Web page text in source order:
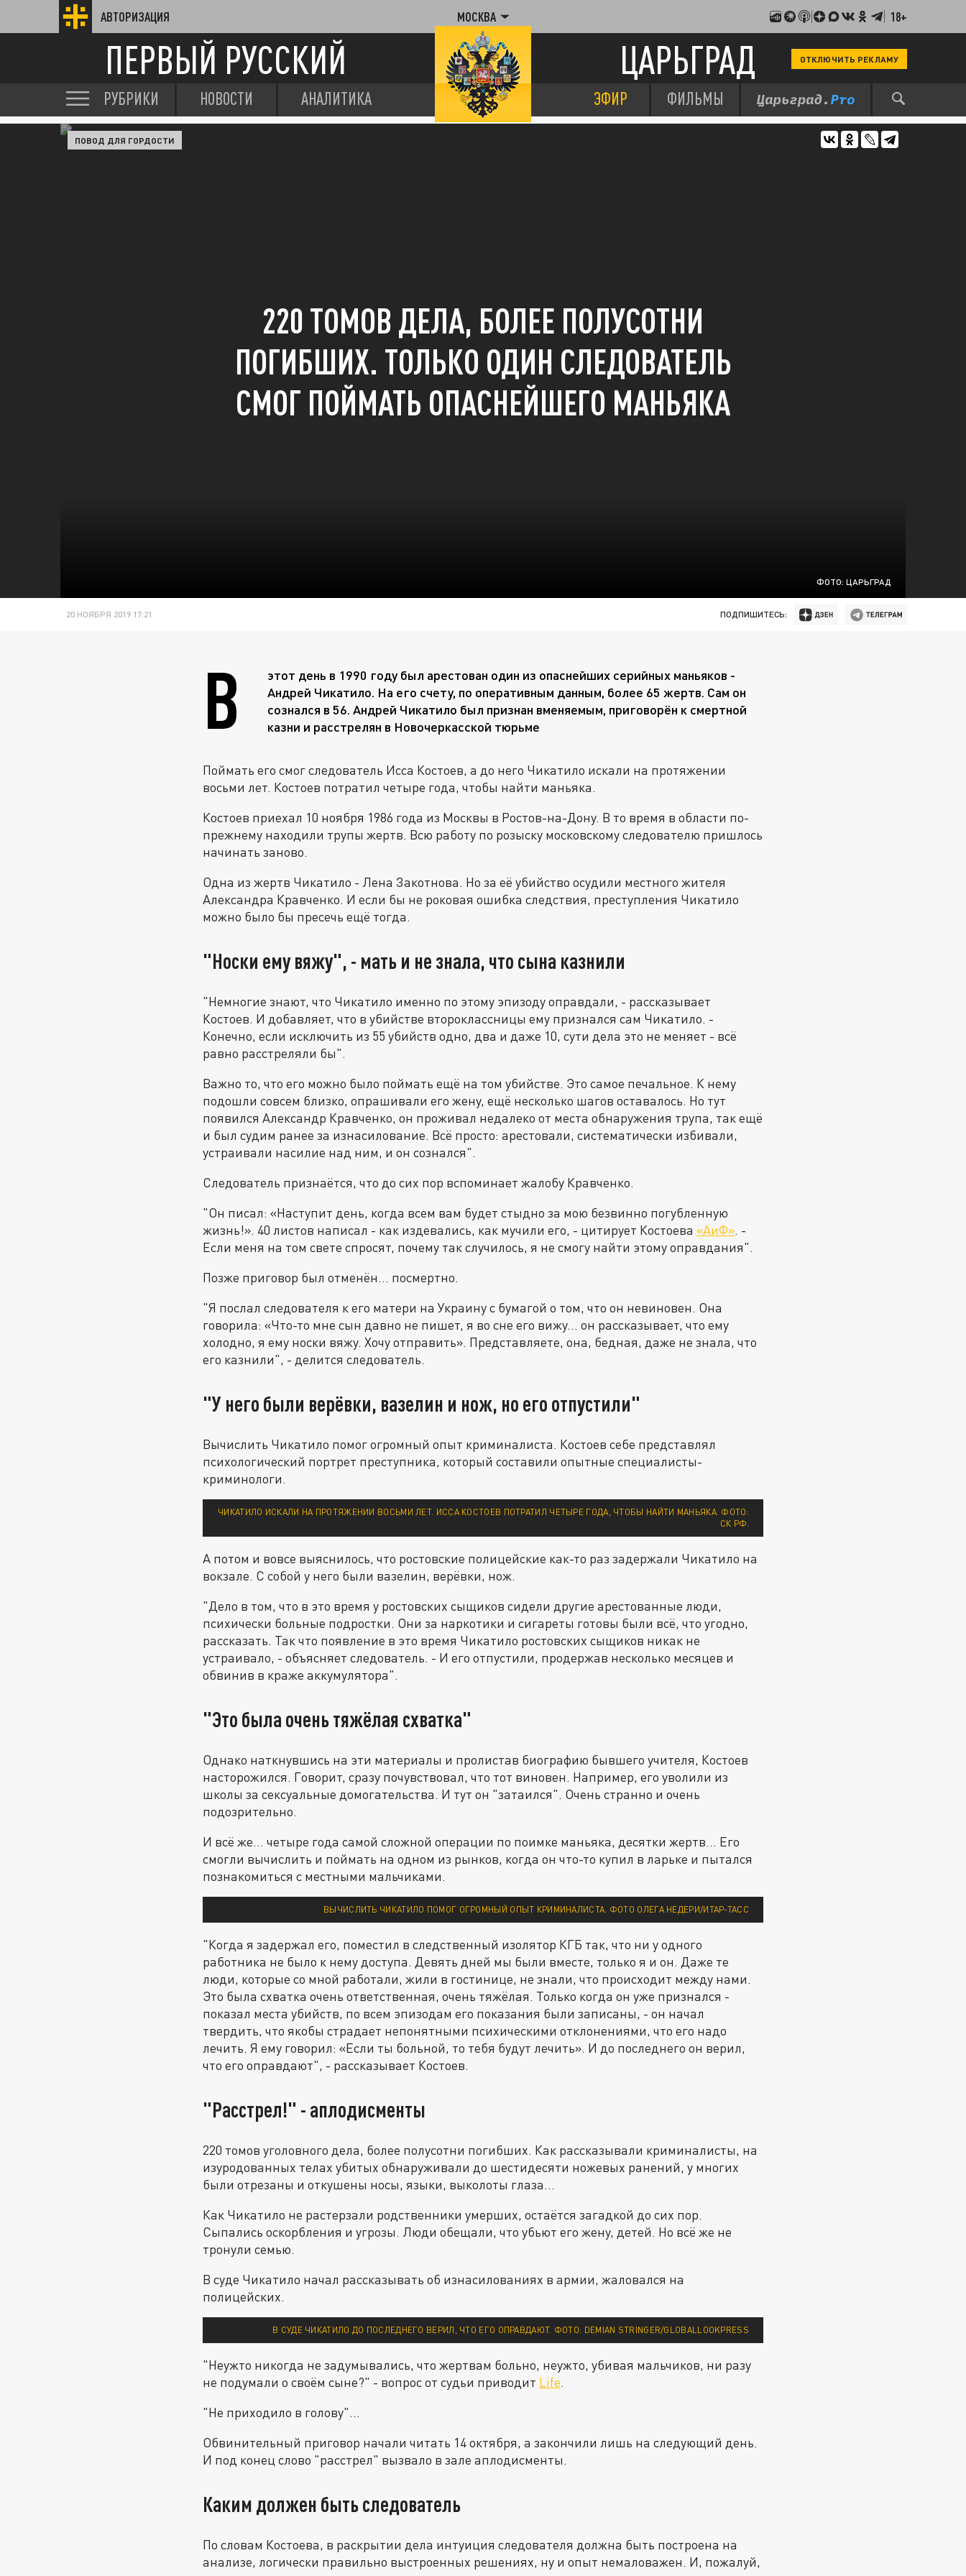
АВТОРИЗАЦИЯ МОСКВА 18+
ПЕРВЫЙ РУССКИЙ ЦАРЬГРАД ОТКЛЮЧИТЬ РЕКЛАМУ
РУБРИКИ НОВОСТИ АНАЛИТИКА ЭФИР ФИЛЬМЫ
ФОТО: ЦАРЬГРАД
ПОВОД ДЛЯ ГОРДОСТИ
220 ТОМОВ ДЕЛА, БОЛЕЕ ПОЛУСОТНИ
ПОГИБШИХ. ТОЛЬКО ОДИН СЛЕДОВАТЕЛЬ
СМОГ ПОЙМАТЬ ОПАСНЕЙШЕГО МАНЬЯКА
20 НОЯБРЯ 2019 17:21 ПОДПИШИТЕСЬ:
В
этот день в 1990 году был арестован один из опаснейших серийных маньяков -
Андрей Чикатило. На его счету, по оперативным данным, более 65 жертв. Сам он
сознался в 56. Андрей Чикатило был признан вменяемым, приговорён к смертной
казни и расстрелян в Новочеркасской тюрьме
Поймать его смог следователь Исса Костоев, а до него Чикатило искали на протяжении
восьми лет. Костоев потратил четыре года, чтобы найти маньяка.
Костоев приехал 10 ноября 1986 года из Москвы в Ростов-на-Дону. В то время в области по-
прежнему находили трупы жертв. Всю работу по розыску московскому следователю пришлось
начинать заново.
Одна из жертв Чикатило - Лена Закотнова. Но за её убийство осудили местного жителя
Александра Кравченко. И если бы не роковая ошибка следствия, преступления Чикатило
можно было бы пресечь ещё тогда.
"Носки ему вяжу", - мать и не знала, что сына казнили
"Немногие знают, что Чикатило именно по этому эпизоду оправдали, - рассказывает
Костоев. И добавляет, что в убийстве второклассницы ему признался сам Чикатило. -
Конечно, если исключить из 55 убийств одно, два и даже 10, сути дела это не меняет - всё
равно расстреляли бы".
Важно то, что его можно было поймать ещё на том убийстве. Это самое печальное. К нему
подошли совсем близко, опрашивали его жену, ещё несколько шагов оставалось. Но тут
появился Александр Кравченко, он проживал недалеко от места обнаружения трупа, так ещё
и был судим ранее за изнасилование. Всё просто: арестовали, систематически избивали,
устраивали насилие над ним, и он сознался".
Следователь признаётся, что до сих пор вспоминает жалобу Кравченко.
"Он писал: «Наступит день, когда всем вам будет стыдно за мою безвинно погубленную
жизнь!». 40 листов написал - как издевались, как мучили его, - цитирует Костоева «АиФ». -
Если меня на том свете спросят, почему так случилось, я не смогу найти этому оправдания".
Позже приговор был отменён… посмертно.
"Я послал следователя к его матери на Украину с бумагой о том, что он невиновен. Она
говорила: «Что-то мне сын давно не пишет, я во сне его вижу... он рассказывает, что ему
холодно, я ему носки вяжу. Хочу отправить». Представляете, она, бедная, даже не знала, что
его казнили", - делится следователь.
"У него были верёвки, вазелин и нож, но его отпустили"
Вычислить Чикатило помог огромный опыт криминалиста. Костоев себе представлял
психологический портрет преступника, который составили опытные специалисты-
криминологи.
ЧИКАТИЛО ИСКАЛИ НА ПРОТЯЖЕНИИ ВОСЬМИ ЛЕТ. ИССА КОСТОЕВ ПОТРАТИЛ ЧЕТЫРЕ ГОДА, ЧТОБЫ НАЙТИ МАНЬЯКА. ФОТО:
СК РФ.
А потом и вовсе выяснилось, что ростовские полицейские как-то раз задержали Чикатило на
вокзале. С собой у него были вазелин, верёвки, нож.
"Дело в том, что в это время у ростовских сыщиков сидели другие арестованные люди,
психически больные подростки. Они за наркотики и сигареты готовы были всё, что угодно,
рассказать. Так что появление в это время Чикатило ростовских сыщиков никак не
устраивало, - объясняет следователь. - И его отпустили, продержав несколько месяцев и
обвинив в краже аккумулятора".
"Это была очень тяжёлая схватка"
Однако наткнувшись на эти материалы и пролистав биографию бывшего учителя, Костоев
насторожился. Говорит, сразу почувствовал, что тот виновен. Например, его уволили из
школы за сексуальные домогательства. И тут он "затаился". Очень странно и очень
подозрительно.
И всё же... четыре года самой сложной операции по поимке маньяка, десятки жертв... Его
смогли вычислить и поймать на одном из рынков, когда он что-то купил в ларьке и пытался
познакомиться с местными мальчиками.
ВЫЧИСЛИТЬ ЧИКАТИЛО ПОМОГ ОГРОМНЫЙ ОПЫТ КРИМИНАЛИСТА. ФОТО ОЛЕГА НЕДЕРИ/ИТАР-ТАСС
"Когда я задержал его, поместил в следственный изолятор КГБ так, что ни у одного
работника не было к нему доступа. Девять дней мы были вместе, только я и он. Даже те
люди, которые со мной работали, жили в гостинице, не знали, что происходит между нами.
Это была схватка очень ответственная, очень тяжёлая. Только когда он уже признался -
показал места убийств, по всем эпизодам его показания были записаны, - он начал
твердить, что якобы страдает непонятными психическими отклонениями, что его надо
лечить. Я ему говорил: «Если ты больной, то тебя будут лечить». И до последнего он верил,
что его оправдают", - рассказывает Костоев.
"Расстрел!" - аплодисменты
220 томов уголовного дела, более полусотни погибших. Как рассказывали криминалисты, на
изуродованных телах убитых обнаруживали до шестидесяти ножевых ранений, у многих
были отрезаны и откушены носы, языки, выколоты глаза...
Как Чикатило не растерзали родственники умерших, остаётся загадкой до сих пор.
Сыпались оскорбления и угрозы. Люди обещали, что убьют его жену, детей. Но всё же не
тронули семью.
В суде Чикатило начал рассказывать об изнасилованиях в армии, жаловался на
полицейских.
В СУДЕ ЧИКАТИЛО ДО ПОСЛЕДНЕГО ВЕРИЛ, ЧТО ЕГО ОПРАВДАЮТ. ФОТО: DEMIAN STRINGER/GLOBALLOOKPRESS
"Неужто никогда не задумывались, что жертвам больно, неужто, убивая мальчиков, ни разу
не подумали о своём сыне?" - вопрос от судьи приводит Life.
"Не приходило в голову"...
Обвинительный приговор начали читать 14 октября, а закончили лишь на следующий день.
И под конец слово "расстрел" вызвало в зале аплодисменты.
Каким должен быть следователь
По словам Костоева, в раскрытии дела интуиция следователя должна быть построена на
анализе, логически правильно выстроенных решениях, ну и опыт немаловажен. И, пожалуй,